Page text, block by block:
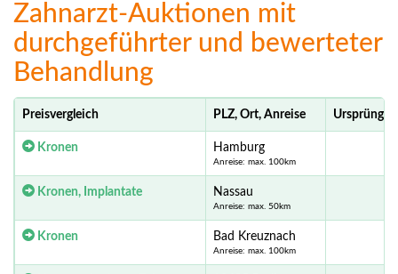
Zahnarzt-Auktionen mit
durchgeführter und bewerteter
Behandlung
Preisvergleich PLZ, Ort, Anreise
Kronen Hamburg
Anreise: max. 100km
Kronen, Implantate Nassau
Anreise: max. 50km
Kronen Bad Kreuznach
Anreise: max. 100km